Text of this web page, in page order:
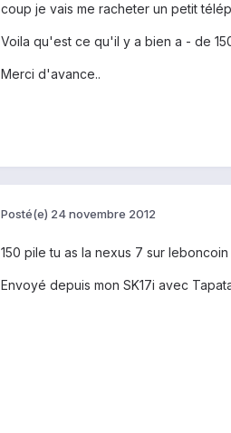
coup je vais me racheter un petit
Voila qu'est ce qu'il y a bien a - de
Merci d'avance..
Posté(e) 24 novembre 2012
150 pile tu as la nexus 7 sur leboncoin
Envoyé depuis mon SK17i avec